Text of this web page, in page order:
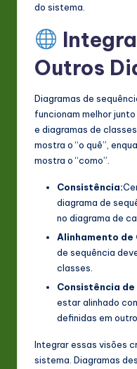
do sistema.
Outros
Diagramas de
funcionam melhor
e diagramas de
mostra o “o quê”,
mostra o “como”.
Consistência:
diagrama de
no diagrama de
Alinhamento de
de sequência
classes.
Consistência de
estar alinhado
definidas em
Integrar essas visões
sistema. Diagramas